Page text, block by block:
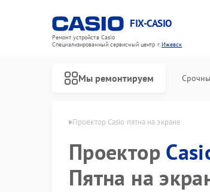
FIX-CASIO
Ремонт устройств Casio
Специализированный cервисный центр г.Ижевск
Мы ремонтируем
Casio в Ижевске Проектор Casio пятна на экране
Проектор
Пятна на